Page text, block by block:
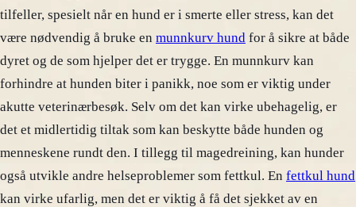
tilfeller, spesielt når en hund er i smerte eller stress, kan det
være nødvendig å bruke en munnkurv hund for å sikre at både
dyret og de som hjelper det er trygge. En munnkurv kan
forhindre at hunden biter i panikk, noe som er viktig under
akutte veterinærbesøk. Selv om det kan virke ubehagelig, er
det et midlertidig tiltak som kan beskytte både hunden og
menneskene rundt den. I tillegg til magedreining, kan hunder
også utvikle andre helseproblemer som fettkul. En fettkul hund
kan virke ufarlig, men det er viktig å få det sjekket av en